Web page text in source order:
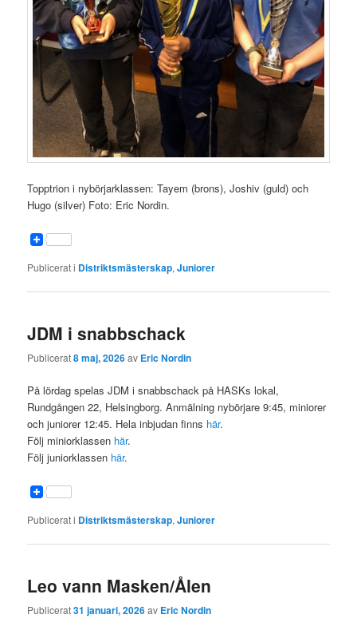
Topptrion i nybörjarklassen: Tayem (brons), Joshiv (guld) och
Hugo (silver) Foto: Eric Nordin.
Publicerat i Distriktsmästerskap,Juniorer
JDM i snabbschack
Publicerat8 maj, 2026av Eric Nordin
På lördag spelas JDM i snabbschack på HASKs lokal,
Rundgången 22, Helsingborg. Anmälning nybörjare 9:45, miniorer
och juniorer 12:45. Hela inbjudan finns här.
Följ miniorklassen här.
Följ juniorklassen här.
Publicerat i Distriktsmästerskap,Juniorer
Leo vann Masken/Ålen
Publicerat31 januari, 2026av Eric Nordin